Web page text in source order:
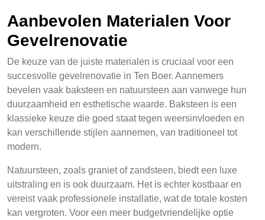
Aanbevolen Materialen Voor
Gevelrenovatie
De keuze van de juiste materialen is cruciaal voor een
succesvolle gevelrenovatie in Ten Boer. Aannemers
bevelen vaak baksteen en natuursteen aan vanwege hun
duurzaamheid en esthetische waarde. Baksteen is een
klassieke keuze die goed staat tegen weersinvloeden en
kan verschillende stijlen aannemen, van traditioneel tot
modern.
Natuursteen, zoals graniet of zandsteen, biedt een luxe
uitstraling en is ook duurzaam. Het is echter kostbaar en
vereist vaak professionele installatie, wat de totale kosten
kan vergroten. Voor een meer budgetvriendelijke optie